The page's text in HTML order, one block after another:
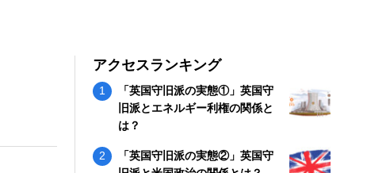
アクセスランキング
「英国守旧派の実態①」英国守
旧派とエネルギー利権の関係と
は？
「英国守旧派の実態②」英国守